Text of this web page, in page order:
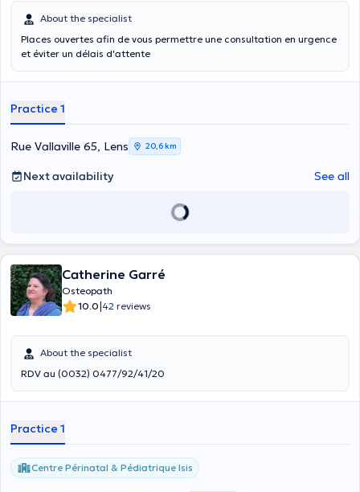
About the specialist
Places ouvertes afin de vous permettre une consultation en urgence
et éviter un délais d'attente
Practice 1
Rue Vallaville 65, Lens 20,6 km
Next availability See all
Catherine Garré
Osteopath
10.0|42 reviews
About the specialist
RDV au (0032) 0477/92/41/20
Practice 1
Centre Périnatal & Pédiatrique Isis